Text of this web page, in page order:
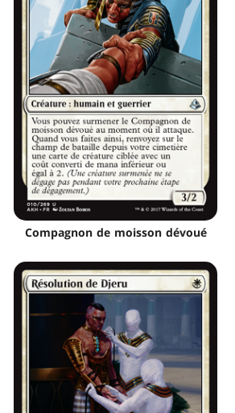
Compagnon de moisson dévoué